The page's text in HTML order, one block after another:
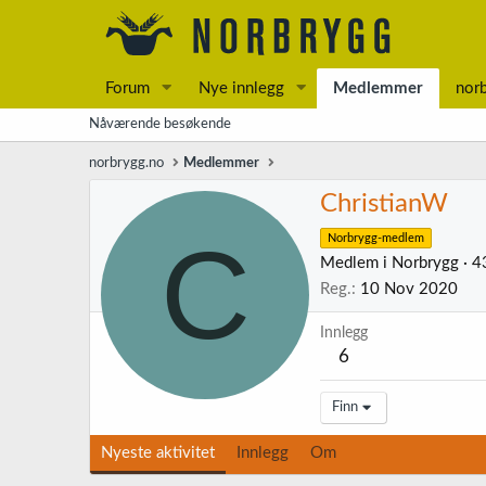
Forum Nye innlegg Medlemmer
Nåværende besøkende
norbrygg.no Medlemmer
C
ChristianW
Norbrygg-medlem
Medlem i Norbrygg ·
Reg.
10 Nov 2020
Innlegg
6
Finn
Nyeste aktivitet Innlegg Om